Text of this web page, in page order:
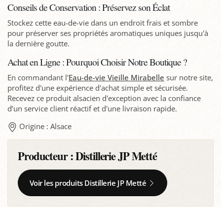
Conseils de Conservation : Préservez son Éclat
Stockez cette eau-de-vie dans un endroit frais et sombre
pour préserver ses propriétés aromatiques uniques jusqu'à
la dernière goutte.
Achat en Ligne : Pourquoi Choisir Notre Boutique ?
En commandant l'Eau-de-vie Vieille Mirabelle sur notre site,
profitez d'une expérience d'achat simple et sécurisée.
Recevez ce produit alsacien d'exception avec la confiance
d’un service client réactif et d'une livraison rapide.
Origine : Alsace
Producteur :Distillerie JP Metté
Voir les produits Distillerie JP Metté